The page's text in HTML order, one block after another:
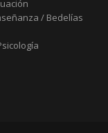
/ Bedelías